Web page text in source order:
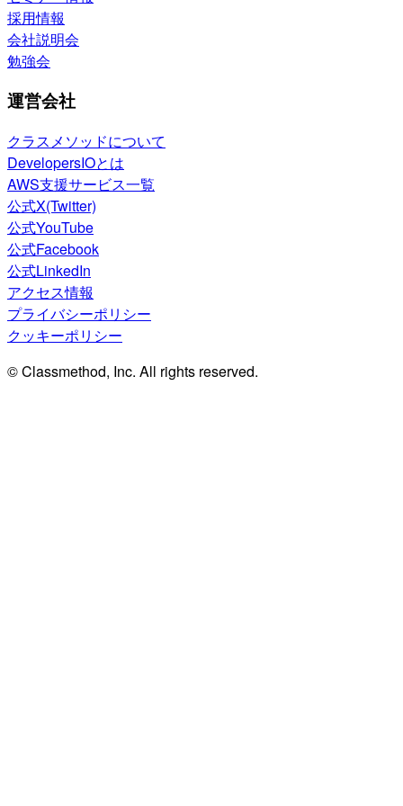
採用情報
会社説明会
勉強会
運営会社
クラスメソッドについて
DevelopersIOとは
AWS支援サービス一覧
公式X(Twitter)
公式YouTube
公式Facebook
公式LinkedIn
アクセス情報
プライバシーポリシー
クッキーポリシー
© Classmethod, Inc. All rights reserved.